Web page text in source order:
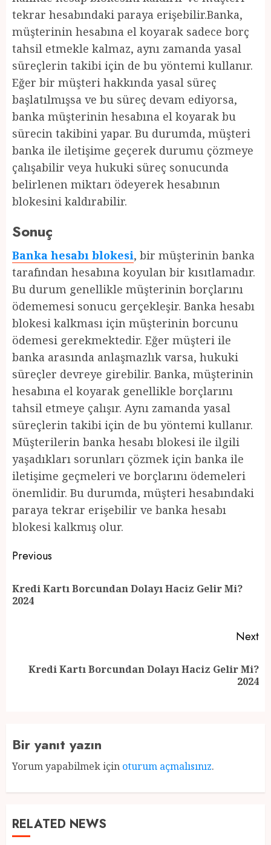
tekrar hesabındaki paraya erişebilir.Banka,
müşterinin hesabına el koyarak sadece borç
tahsil etmekle kalmaz, aynı zamanda yasal
süreçlerin takibi için de bu yöntemi kullanır.
Eğer bir müşteri hakkında yasal süreç
başlatılmışsa ve bu süreç devam ediyorsa,
banka müşterinin hesabına el koyarak bu
sürecin takibini yapar. Bu durumda, müşteri
banka ile iletişime geçerek durumu çözmeye
çalışabilir veya hukuki süreç sonucunda
belirlenen miktarı ödeyerek hesabının
blokesini kaldırabilir.
Sonuç
Banka hesabı blokesi, bir müşterinin banka
tarafından hesabına koyulan bir kısıtlamadır.
Bu durum genellikle müşterinin borçlarını
ödememesi sonucu gerçekleşir. Banka hesabı
blokesi kalkması için müşterinin borcunu
ödemesi gerekmektedir. Eğer müşteri ile
banka arasında anlaşmazlık varsa, hukuki
süreçler devreye girebilir. Banka, müşterinin
hesabına el koyarak genellikle borçlarını
tahsil etmeye çalışır. Aynı zamanda yasal
süreçlerin takibi için de bu yöntemi kullanır.
Müşterilerin banka hesabı blokesi ile ilgili
yaşadıkları sorunları çözmek için banka ile
iletişime geçmeleri ve borçlarını ödemeleri
önemlidir. Bu durumda, müşteri hesabındaki
paraya tekrar erişebilir ve banka hesabı
blokesi kalkmış olur.
Post
navigation
Previous
Kredi Kartı Borcundan Dolayı Haciz Gelir Mi?
2024
Next
NextKredi Kartı Borcundan Dolayı Haciz Gelir Mi?
2024
Bir yanıt yazın
Yorum yapabilmek için oturum açmalısınız.
RELATED NEWS